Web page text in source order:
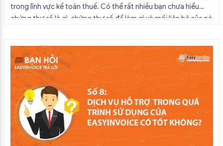
trong lĩnh vực kế toán thuế. Có thể rất nhiều bạn chưa hiểu
chứng thư số là gì, chứng thư số để làm gì và mối liên hệ của nó